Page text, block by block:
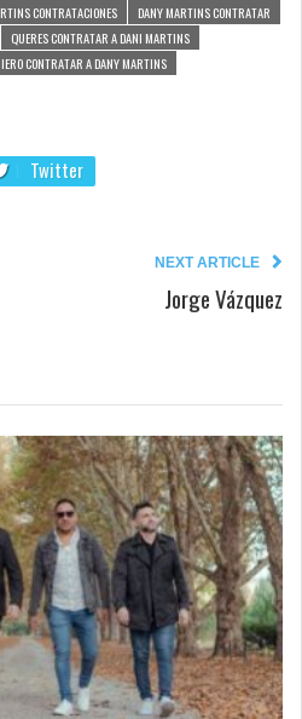
CONTRATACIONES
DANY MARTINS CONTRATAR
QUERES CONTRATAR A DANI MARTINS
CONTRATAR A DANY MARTINS
Twitter
NEXT ARTICLE
Jorge Vázquez